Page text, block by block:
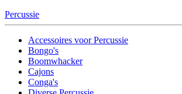
Percussie
Accessoires voor Percussie
Bongo's
Boomwhacker
Cajons
Conga's